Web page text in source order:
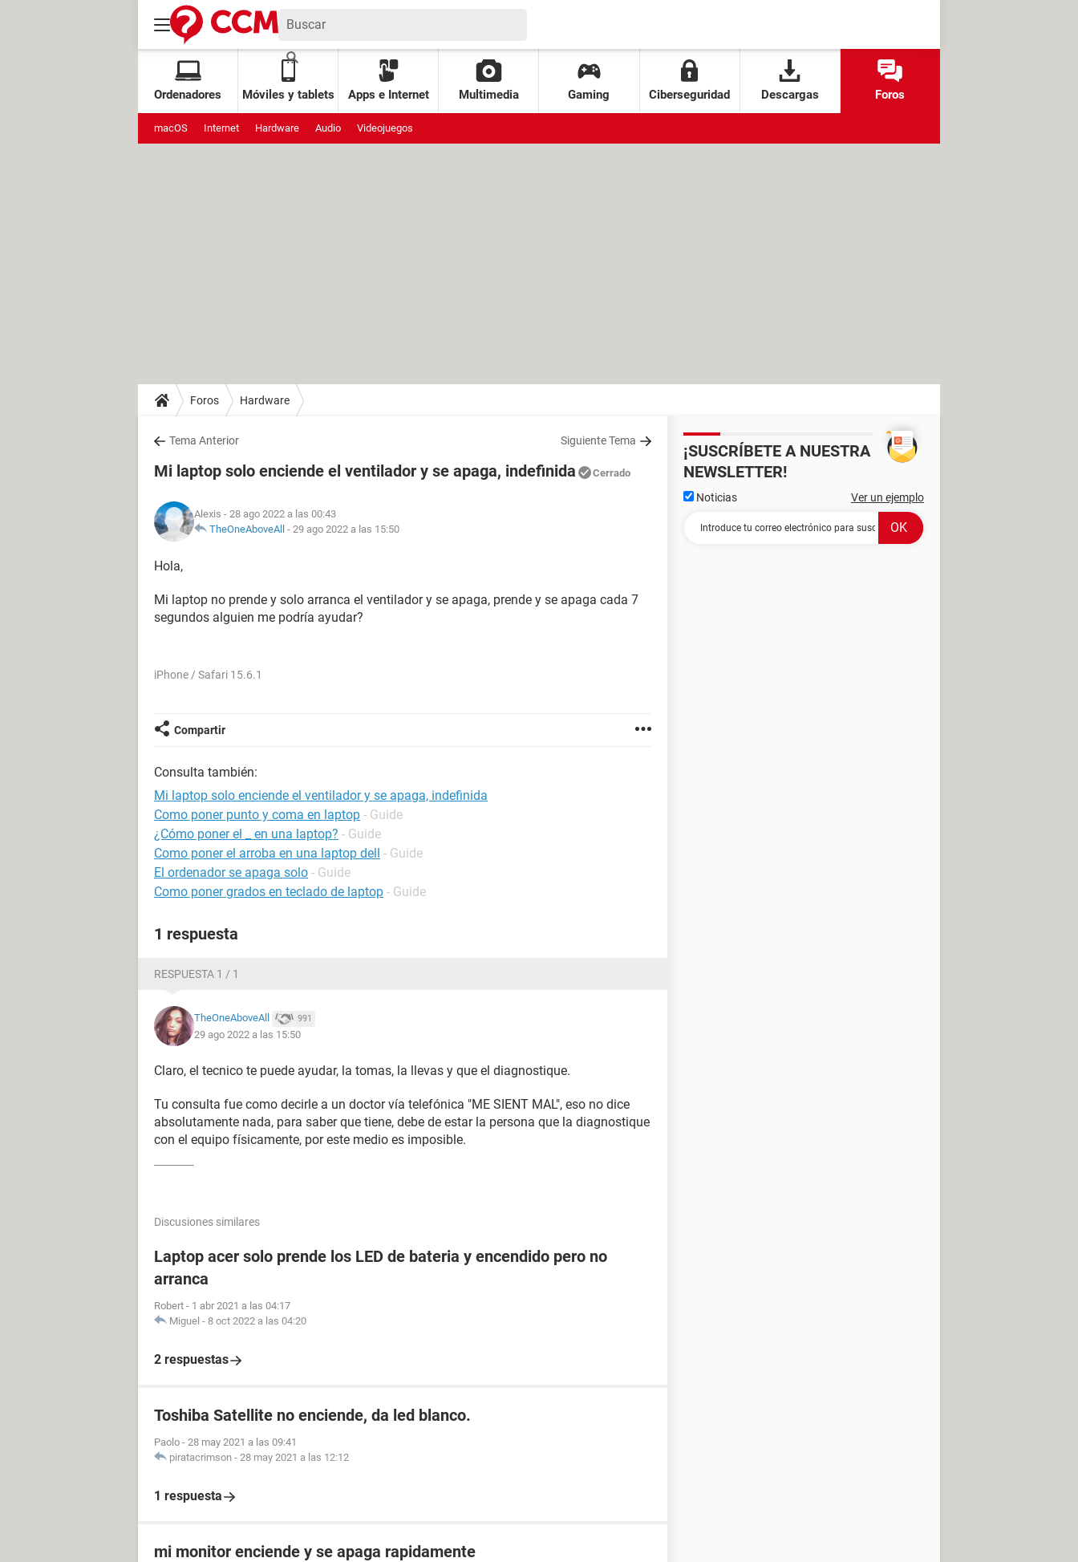
Ordenadores Móviles y tablets Apps e Internet Multimedia Gaming Ciberseguridad Descargas Foros
macOS Internet Hardware Audio Videojuegos
Foros Hardware
Tema Anterior Siguiente Tema
Mi laptop solo enciende el ventilador y se apaga, indefinida Cerrado
Alexis - 28 ago 2022 a las 00:43
TheOneAboveAll - 29 ago 2022 a las 15:50
Hola,
Mi laptop no prende y solo arranca el ventilador y se apaga, prende y se apaga cada 7
segundos alguien me podría ayudar?
iPhone / Safari 15.6.1
Compartir
Consulta también:
Mi laptop solo enciende el ventilador y se apaga, indefinida
Como poner punto y coma en laptop - Guide
¿Cómo poner el _ en una laptop? - Guide
Como poner el arroba en una laptop dell - Guide
El ordenador se apaga solo - Guide
Como poner grados en teclado de laptop - Guide
1 respuesta
RESPUESTA 1 / 1
TheOneAboveAll 991
29 ago 2022 a las 15:50
Claro, el tecnico te puede ayudar, la tomas, la llevas y que el diagnostique.
Tu consulta fue como decirle a un doctor vía telefónica "ME SIENT MAL", eso no dice
absolutamente nada, para saber que tiene, debe de estar la persona que la diagnostique
con el equipo físicamente, por este medio es imposible.
Discusiones similares
Laptop acer solo prende los LED de bateria y encendido pero no
arranca
Robert - 1 abr 2021 a las 04:17
Miguel - 8 oct 2022 a las 04:20
2 respuestas
Toshiba Satellite no enciende, da led blanco.
Paolo - 28 may 2021 a las 09:41
piratacrimson - 28 may 2021 a las 12:12
1 respuesta
mi monitor enciende y se apaga rapidamente
¡SUSCRÍBETE A NUESTRA
NEWSLETTER!
Noticias Ver un ejemplo